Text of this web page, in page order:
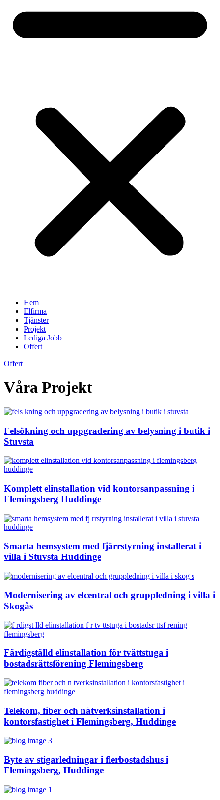
Hem
Elfirma
Tjänster
Projekt
Lediga Jobb
Offert
Offert
Våra Projekt
Felsökning och uppgradering av belysning i butik i
Stuvsta
Komplett elinstallation vid kontorsanpassning i
Flemingsberg Huddinge
Smarta hemsystem med fjärrstyrning installerat i
villa i Stuvsta Huddinge
Modernisering av elcentral och gruppledning i villa i
Skogås
Färdigställd elinstallation för tvättstuga i
bostadsrättsförening Flemingsberg
Telekom, fiber och nätverksinstallation i
kontorsfastighet i Flemingsberg, Huddinge
Byte av stigarledningar i flerbostadshus i
Flemingsberg, Huddinge